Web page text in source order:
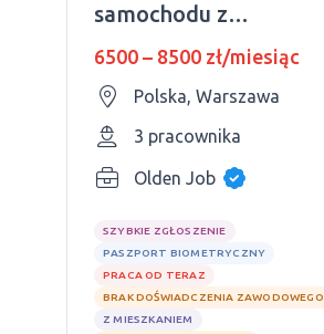
samochodu z
UDT/płatność
6500 – 8500 zł/miesiąc
Polska, Warszawa
3 pracownika
Olden Job
SZYBKIE ZGŁOSZENIE
PASZPORT BIOMETRYCZNY
PRACA OD TERAZ
BRAK DOŚWIADCZENIA ZAWODOWEGO
Z MIESZKANIEM